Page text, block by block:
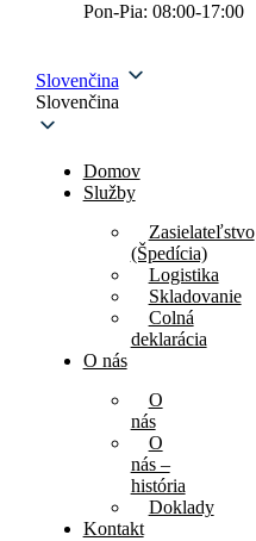
Pon-Pia: 08:00-17:00
Slovenčina
Slovenčina
Domov
Služby
Zasielateľstvo
(Špedícia)
Logistika
Skladovanie
Colná
deklarácia
O nás
O
nás
O
nás –
história
Doklady
Kontakt